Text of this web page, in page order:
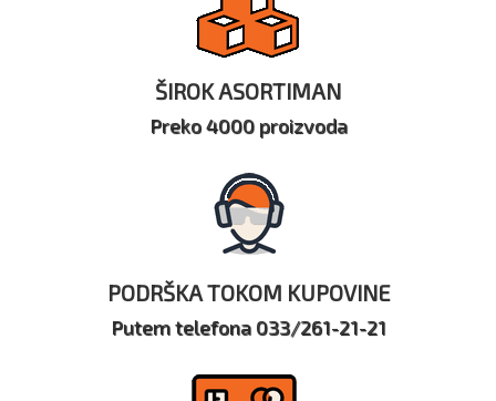
ŠIROK ASORTIMAN
Preko 4000 proizvoda
PODRŠKA TOKOM KUPOVINE
Putem telefona 033/261-21-21